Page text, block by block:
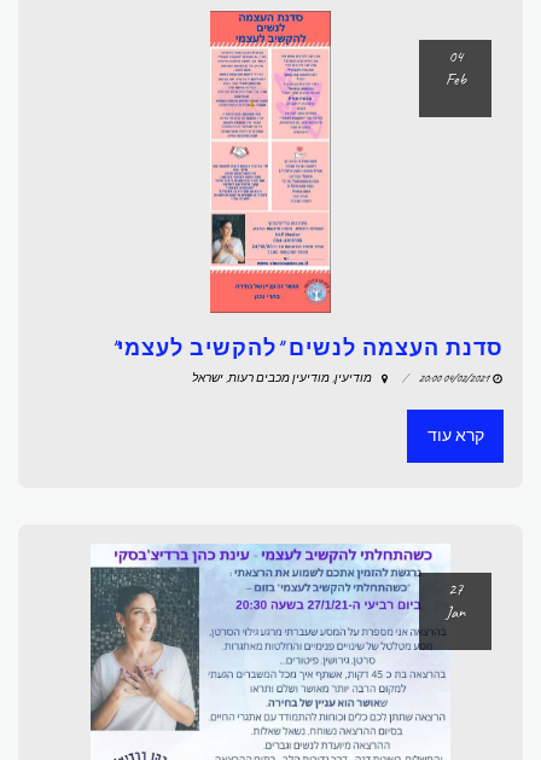
Feb
סדנת העצמה לנשים "להקשיב לעצמי"
04/02/2021 20:00 מודיעין, מודיעין מכבים רעות, ישראל
קרא עוד
Jan